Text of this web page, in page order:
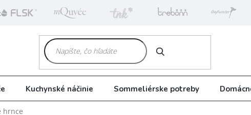
HĽADAŤ
Kuchynské náčinie Sommeliérske potreby
hrnce